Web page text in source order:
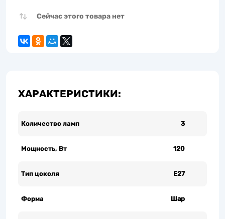
Сейчас этого товара нет
ХАРАКТЕРИСТИКИ:
Количество ламп 3
Мощность, Вт 120
Тип цоколя Е27
Форма Шар